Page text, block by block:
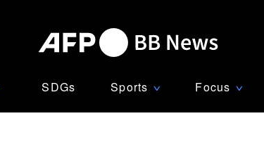
SDGs Sports ∨ Focus ∨